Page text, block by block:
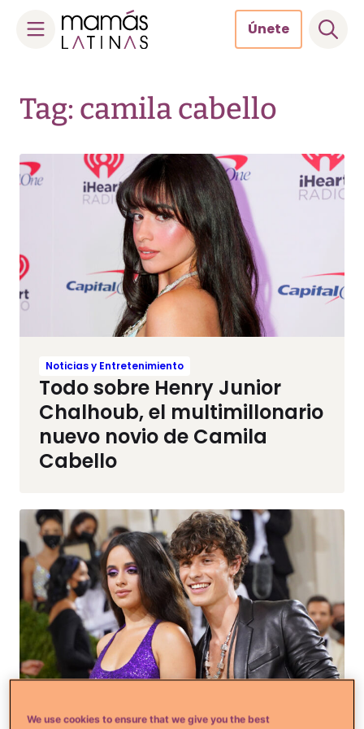
content
Únete
Tag: camila cabello
Noticias y Entretenimiento
Todo sobre Henry Junior
Chalhoub, el multimillonario
nuevo novio de Camila
Cabello
Noticias y Entretenimiento
We use cookies to ensure that we give you the best